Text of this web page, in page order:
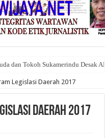
dan Tokoh Sukamerindu Desak
Legislasi Daerah 2017
Daerah 2017